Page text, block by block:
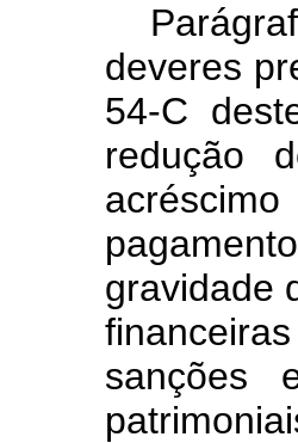
deveres
54-C
redução
gravidade
sanções